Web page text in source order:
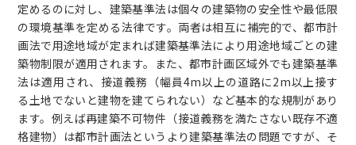
定めるのに対し、建築基準法は個々の建築物の安全性や最低限
の環境基準を定める法律です。両者は相互に補完的で、都市計
画法で用途地域が定まれば建築基準法により用途地域ごとの建
築物制限が適用されます。また、都市計画区域外でも建築基準
法は適用され、接道義務（幅員4m以上の道路に2m以上接す
る土地でないと建物を建てられない）など基本的な規制があり
ます。例えば再建築不可物件（接道義務を満たさない既存不適
格建物）は都市計画法というより建築基準法の問題ですが、そ